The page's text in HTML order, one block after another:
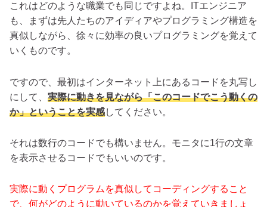
これはどのような職業でも同じですよね。ITエンジニア
も、まずは先人たちのアイディアやプログラミング構造を
真似しながら、徐々に効率の良いプログラミングを覚えて
いくものです。
ですので、最初はインターネット上にあるコードを丸写し
にして、 実際に動きを見ながら「このコードでこう動くの
か」ということを実感してください。
それは数行のコードでも構いません。モニタに1行の文章
を表示させるコードでもいいのです。
実際に動くプログラムを真似してコーディングすること
で、何がどのように動いているのかを覚えていきましょ